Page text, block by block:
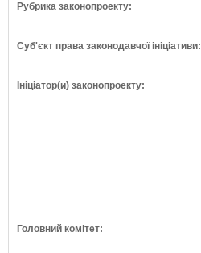
Рубрика законопроекту:
Суб'єкт права законодавчої ініціативи:
Ініціатор(и) законопроекту:
Головний комітет: